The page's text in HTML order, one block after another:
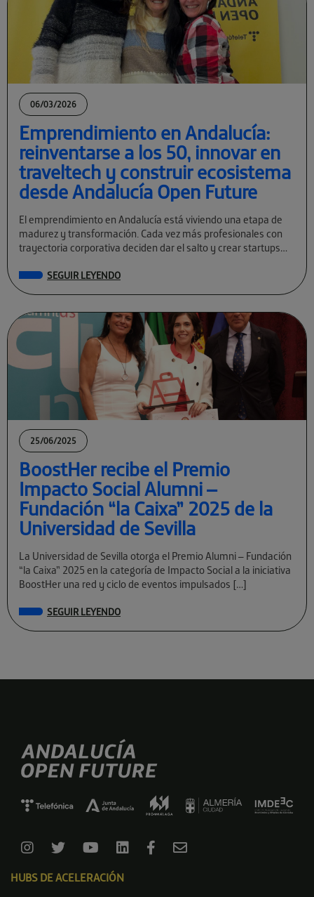
06/03/2026
Emprendimiento en Andalucía:
reinventarse a los 50, innovar en
traveltech y construir ecosistema
desde Andalucía Open Future
El emprendimiento en Andalucía está viviendo una etapa de
madurez y transformación. Cada vez más profesionales con
trayectoria corporativa deciden dar el salto y crear startups
SEGUIR LEYENDO
25/06/2025
BoostHer recibe el Premio
Impacto Social Alumni –
Fundación “la Caixa” 2025 de la
Universidad de Sevilla
La Universidad de Sevilla otorga el Premio Alumni – Fundación
“la Caixa” 2025 en la categoría de Impacto Social a la iniciativa
BoostHer una red y ciclo de eventos impulsados […]
SEGUIR LEYENDO
HUBS DE ACELERACIÓN